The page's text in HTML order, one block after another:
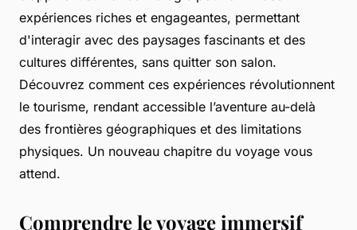
expériences riches et engageantes, permettant
d'interagir avec des paysages fascinants et des
cultures différentes, sans quitter son salon.
Découvrez comment ces expériences révolutionnent
le tourisme, rendant accessible l’aventure au-delà
des frontières géographiques et des limitations
physiques. Un nouveau chapitre du voyage vous
attend.
Comprendre le voyage immersif